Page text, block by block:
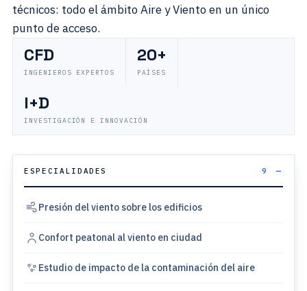
técnicos: todo el ámbito Aire y Viento en un único
punto de acceso.
CFD
INGENIEROS EXPERTOS
20+
PAÍSES
I+D
INVESTIGACIÓN E INNOVACIÓN
ESPECIALIDADES 9
Presión del viento sobre los edificios
Confort peatonal al viento en ciudad
Estudio de impacto de la contaminación del aire